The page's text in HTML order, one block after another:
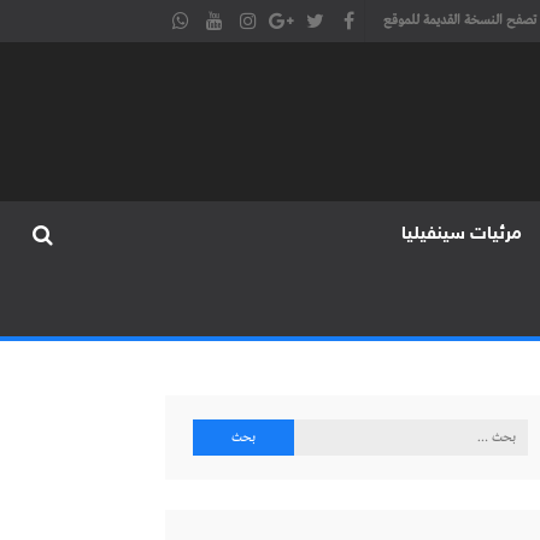
تصفح النسخة القديمة للموقع
مرئيات سينفيليا
البحث